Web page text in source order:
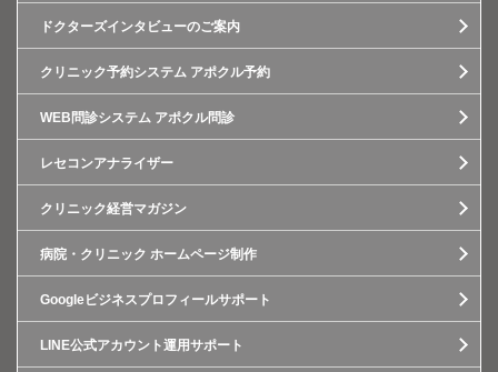
ドクターズインタビューのご案内
クリニック予約システム アポクル予約
WEB問診システム アポクル問診
レセコンアナライザー
クリニック経営マガジン
病院・クリニック ホームページ制作
Googleビジネスプロフィールサポート
LINE公式アカウント運用サポート